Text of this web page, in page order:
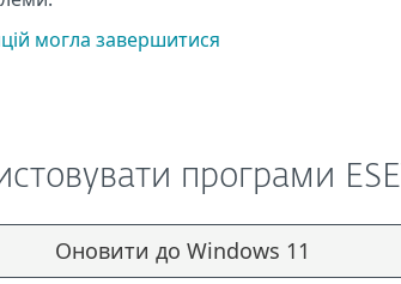
могла завершитися
програми
Оновити до Windows 11